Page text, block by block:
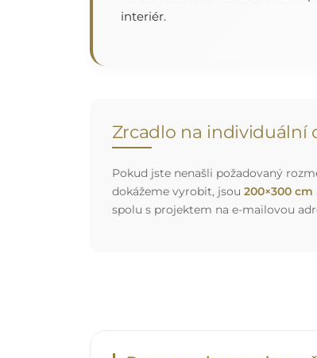
interiér.
Zrcadlo na individuální
Pokud jste nenašli požadovaný
dokážeme vyrobit, jsou 200×300 cm
spolu s projektem na e-mailovou